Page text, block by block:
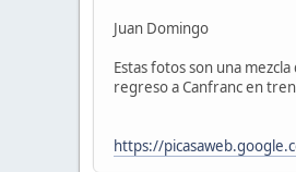
Juan Domingo
Estas fotos son una
regreso a Canfranc en
https://